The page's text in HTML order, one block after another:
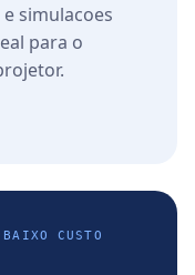
simulacoes
para o
CUSTO